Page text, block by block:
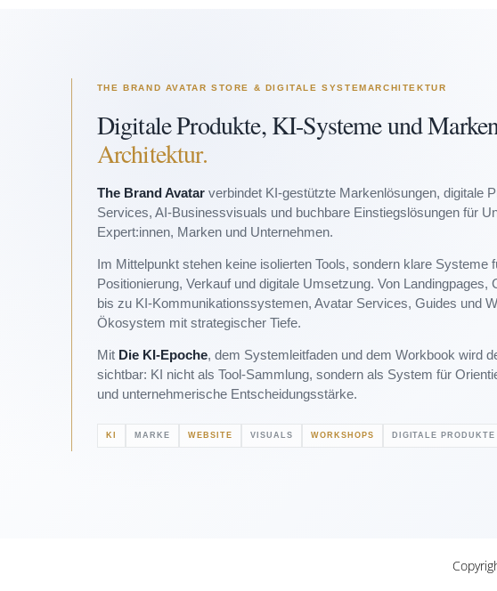
THE BRAND AVATAR STORE & DIGITALE SYSTEMARCHITEKTUR
Digitale Produkte, KI-Systeme und
Architektur.
The Brand Avatarverbindet KI-gestützte Markenlösungen, digitale
Services, AI-Businessvisuals und buchbare Einstiegslösungen für
Expert:innen, Marken und Unternehmen.
Im Mittelpunkt stehen keine isolierten Tools, sondern klare Systeme
Positionierung, Verkauf und digitale Umsetzung. Von
bis zu KI-Kommunikationssystemen, Avatar Services, Guides und
Ökosystem mit strategischer Tiefe.
Mit Die KI-Epoche, dem Systemleitfaden und dem Workbook wird
sichtbar: KI nicht als Tool-Sammlung, sondern als System für
und unternehmerische Entscheidungsstärke.
KI MARKE WEBSITE VISUALS WORKSHOPS DIGITALE PRODUKTE